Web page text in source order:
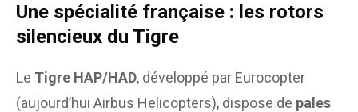
Une spécialité française : les rotors
silencieux du Tigre
Le Tigre HAP/HAD, développé par Eurocopter
(aujourd’hui Airbus Helicopters), dispose de pales